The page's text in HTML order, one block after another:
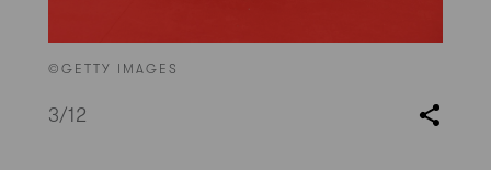
©GETTY IMAGES
3/12